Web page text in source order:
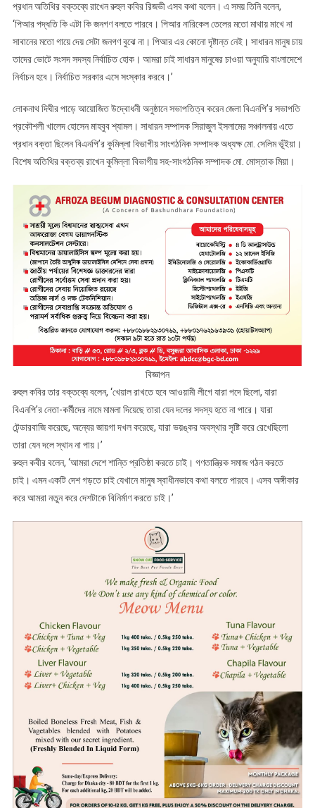
প্রধান অতিথির বক্তব্যে রাখেন রুহুল কবির রিজভী এসব কথা বলেন। এ সময় তিনি বলেন,
‘পিআর পদ্ধতি কি এটা কি জনগণ বলতে পারবে। পিআর নারিকেল তেলের মতো মাথায় মাখে না
সাবানের মতো গায়ে দেয় সেটা জনগণ বুঝে না। পিআর এর কোনো দৃষ্টান্ত নেই। সাধারন মানুষ চায়
তাদের ভোটে সংসদ সদস্য নির্বাচিত হোক। আমরা চাই সাধারন মানুষের চাওয়া অনুযায়ি বাংলাদেশে
নির্বাচন হবে। নির্বাচিত সরকার এসে সংস্কার করবে।’
লোকনাথ দিঘীর পাড়ে আয়োজিত উদ্বোধনী অনুষ্ঠানে সভাপতিত্ব করেন জেলা বিএনপি’র সভাপতি
প্রকৌশলী খালেদ হোসেন মাহবুব শ্যামল। সাধারন সম্পাদক সিরাজুল ইসলামের সঞ্চালনায় এতে
প্রধান বক্তা ছিলেন বিএনপি’র কুমিল্লা বিভাগীয় সাংগঠনিক সম্পাদক অধ্যক্ষ মো. সেলিম ভূঁইয়া।
বিশেষ অতিথির বক্তব্য রাখেন কুমিল্লা বিভাগীয় সহ-সাংগঠনিক সম্পাদক মো. মোস্তাক মিয়া।
বিজ্ঞাপন
রুহুল কবির তার বক্তব্যে বলেন, ‘খেয়াল রাখতে হবে আওয়ামী লীগে যারা পদে ছিলো, যারা
বিএনপি’র নেতা-কর্মীদের নামে মামলা দিয়েছে তারা যেন দলের সদস্য হতে না পারে। যারা
টেন্ডারবাজি করেছে, অন্যের জায়গা দখল করেছে, যারা ভয়ঙ্কর অবস্থার সৃষ্টি করে রেখেছিলো
তারা যেন দলে স্থান না পায়।’
রুহুল কবীর বলেন, ‘আমরা দেশে শান্তি প্রতিষ্ঠা করতে চাই। গণতান্ত্রিক সমাজ গঠন করতে
চাই। এমন একটি দেশ গড়তে চাই যেখানে মানুষ স্বাধীনভাবে কথা বলতে পারবে। এসব অঙ্গীকার
করে আমরা নতুন করে দেশটাকে বিনির্মাণ করতে চাই।’